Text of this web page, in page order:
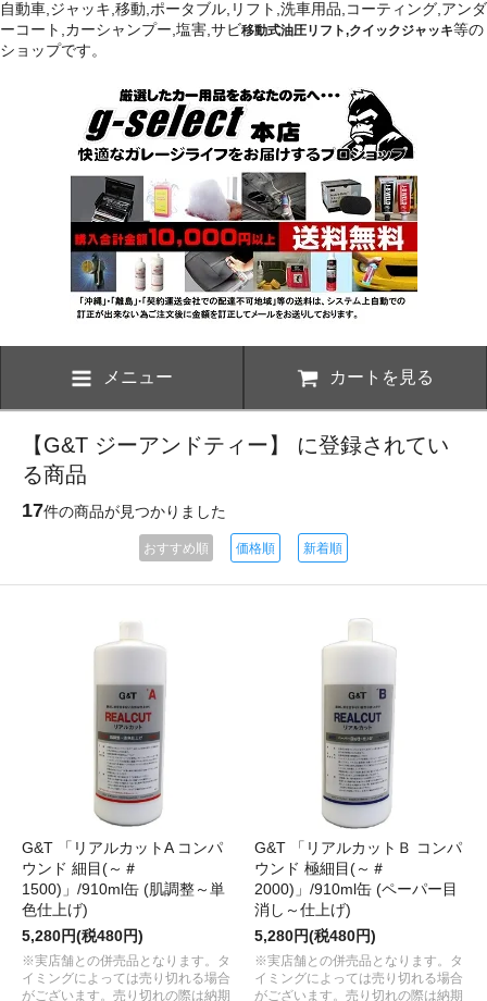
自動車,ジャッキ,移動,ポータブル,リフト,洗車用品,コーティング,アンダ
ーコート,カーシャンプー,塩害,サビ移動式油圧リフト,クイックジャッキ等の
ショップです。
メニュー カートを見る
【G&T ジーアンドティー】 に登録されてい
る商品
17件の商品が見つかりました
おすすめ順 価格順 新着順
G&T 「リアルカットA コンパ
ウンド 細目(～＃
1500)」/910ml缶 (肌調整～単
色仕上げ)
5,280円(税480円)
※実店舗との併売品となります。タ
イミングによっては売り切れる場合
がございます。売り切れの際は納期
G&T 「リアルカットＢ コンパ
ウンド 極細目(～＃
2000)」/910ml缶 (ペーパー目
消し～仕上げ)
5,280円(税480円)
※実店舗との併売品となります。タ
イミングによっては売り切れる場合
がございます。売り切れの際は納期